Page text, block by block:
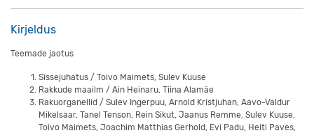
Kirjeldus
Teemade jaotus
Sissejuhatus / Toivo Maimets, Sulev Kuuse
Rakkude maailm / Ain Heinaru, Tiina Alamäe
Rakuorganellid / Sulev Ingerpuu, Arnold Kristjuhan, Aavo-Valdur
Mikelsaar, Tanel Tenson, Rein Sikut, Jaanus Remme, Sulev Kuuse,
Toivo Maimets, Joachim Matthias Gerhold, Evi Padu, Heiti Paves,